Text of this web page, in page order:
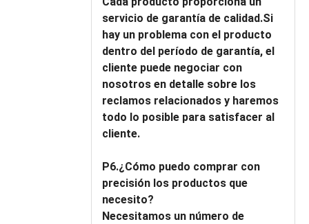
servicio de garantía de calidad.Si
hay un problema con el producto
dentro del período de garantía, el
cliente puede negociar con
nosotros en detalle sobre los
reclamos relacionados y haremos
todo lo posible para satisfacer al
cliente.
P6.¿Cómo puedo comprar con
precisión los productos que
necesito?
Necesitamos un número de